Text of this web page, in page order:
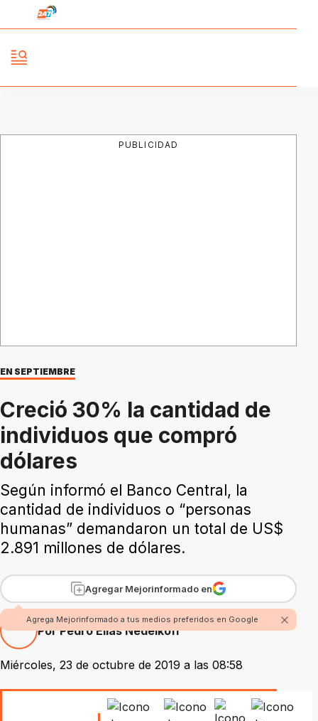
PUBLICIDAD
EN SEPTIEMBRE
Creció 30% la cantidad de
individuos que compró
dólares
Según informó el Banco Central, la
cantidad de individuos o “personas
humanas” demandaron un total de US$
2.891 millones de dólares.
Agregar Mejorinformado en
Agrega Mejorinformado a tus medios preferidos en Google
Por Pedro Elias Nedelkoff
Miércoles, 23 de octubre de 2019 a las 08:58